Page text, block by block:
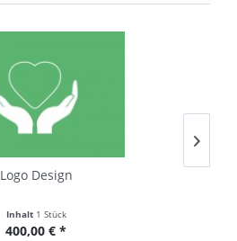
Logo Design
Inhalt 1 Stück
400,00 € *